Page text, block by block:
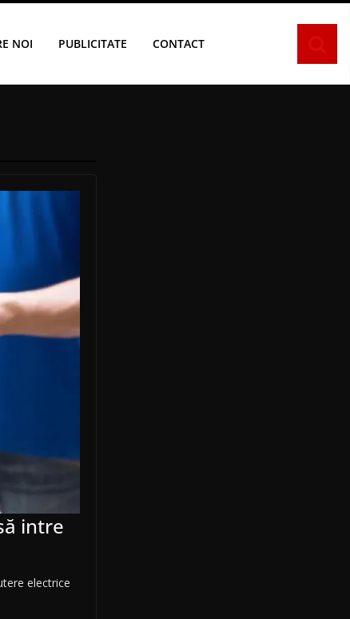
NOI PUBLICITATE CONTACT
intre
electrice